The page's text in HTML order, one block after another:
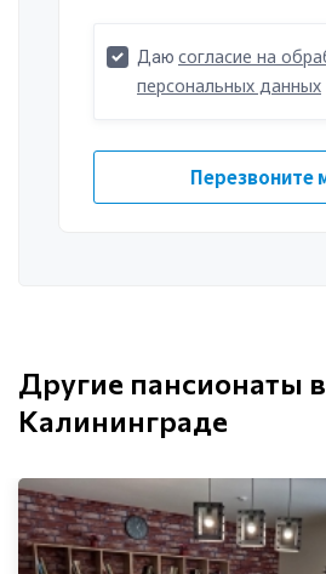
Другие пансионаты в
Калининграде